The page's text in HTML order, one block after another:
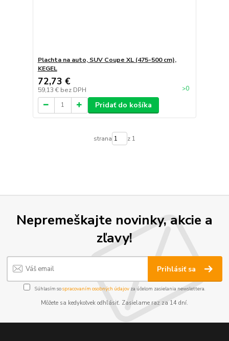
Plachta na auto, SUV Coupe XL (475-500 cm),
KEGEL
72,73 €
59,13 € bez DPH >0
Pridať do košíka
strana z 1
Nepremeškajte novinky, akcie a
zľavy!
Prihlásiť sa
Súhlasím sospracovaním osobných údajov za účelom zasielania newslettera.
Môžete sa kedykoľvek odhlásiť. Zasielame raz za 14 dní.